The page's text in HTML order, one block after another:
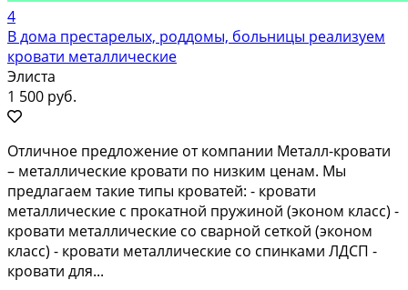
4
В дома престарелых, роддомы, больницы реализуем
кровати металлические
Элиста
1 500 руб.
Отличное предложение от компании Металл-кровати
– металлические кровати по низким ценам. Мы
предлагаем такие типы кроватей: - кровати
металлические с прокатной пружиной (эконом класс) -
кровати металлические со сварной сеткой (эконом
класс) - кровати металлические со спинками ЛДСП -
кровати для...